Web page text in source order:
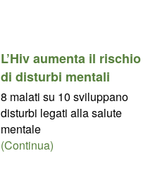
L’Hiv aumenta il rischio
di disturbi mentali
8 malati su 10 sviluppano
disturbi legati alla salute
mentale
(Continua)